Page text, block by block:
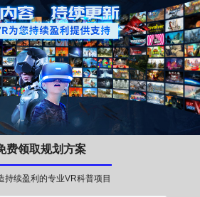
费领取规划方案
持续盈利的专业VR科普项目